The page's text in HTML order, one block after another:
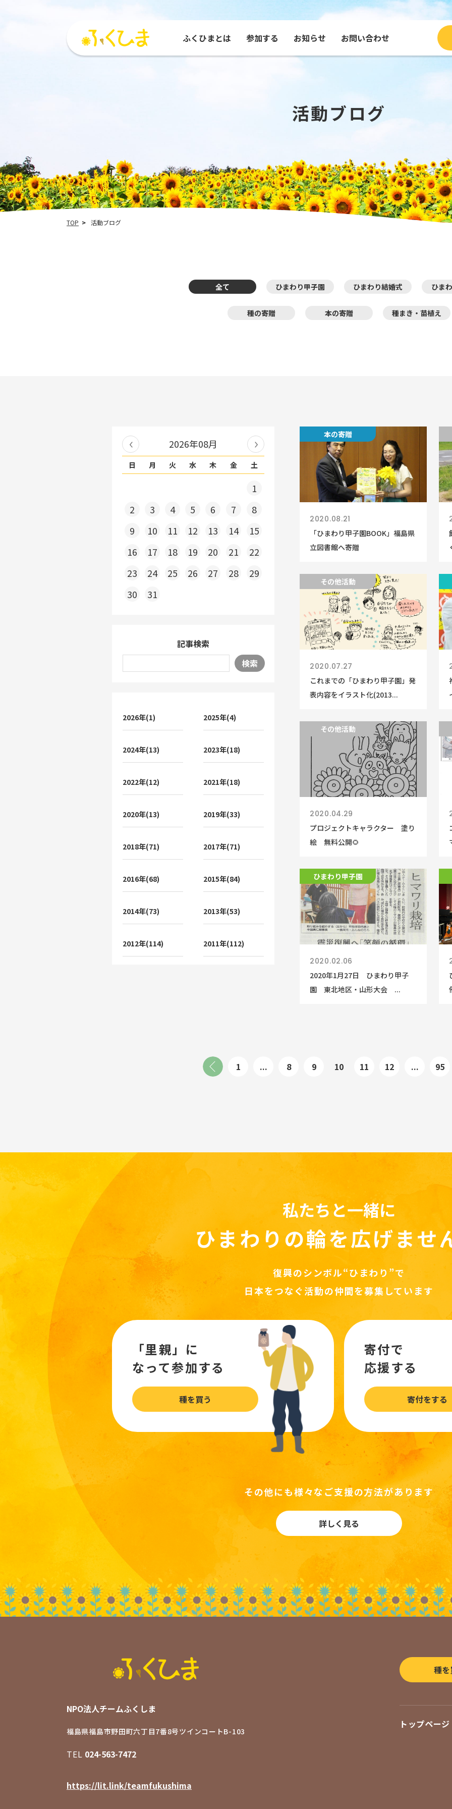
ふくひまとは 参加する お知らせ お問い合わせ
活動ブログ
TOP 活動ブログ
全て ひまわり甲子園 ひまわり結婚式 ひま
種の寄贈 本の寄贈 種まき・苗植え
本の寄贈
2020.08.21
「ひまわり甲子園BOOK」福島県
立図書館へ寄贈
その他活動
2020.07.27
これまでの「ひまわり甲子園」発
表内容をイラスト化(2013...
その他活動
2020.04.29
プロジェクトキャラクター 塗り
絵 無料公開🌻
ひまわり甲子園
2020.02.06
2020年1月27日 ひまわり甲子
園 東北地区・山形大会 ...
2026年08月
日 月 火 水 木 金 土
1
2
3 4 5 6 7
8
9
10 11 12 13 14
15
16
17 18 19 20 21
22
23
24 25 26 27 28
29
30
31
記事検索
検索
2026年(1) 2025年(4)
2024年(13) 2023年(18)
2022年(12) 2021年(18)
2020年(13) 2019年(33)
2018年(71) 2017年(71)
2016年(68) 2015年(84)
2014年(73) 2013年(53)
2012年(114) 2011年(112)
1 ... 8 9 10 11 12 ... 95
私たちと一緒に
ひまわりの輪を広げませ
復興のシンボル“ひまわり”で
日本をつなぐ活動の仲間を募集しています
「里親」に
なって参加する
種を買う
寄付で
応援する
寄付をする
その他にも様々なご支援の方法があります
詳しく見る
NPO法人チームふくしま
福島県福島市野田町六丁目7番8号ツインコートB-103
TEL 024-563-7472
https://lit.link/teamfukushima
種
トップページ